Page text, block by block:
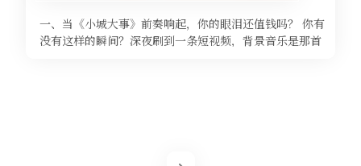
一、当《小城大事》前奏响起，你的眼泪还值钱吗？ 你有
没有这样的瞬间？深夜刷到一条短视频，背景音乐是那首